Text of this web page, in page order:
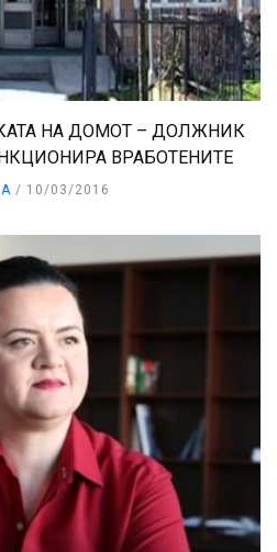
НА ДОМОТ – ДОЛЖНИК
ВРАБОТЕНИТЕ
10/03/2016